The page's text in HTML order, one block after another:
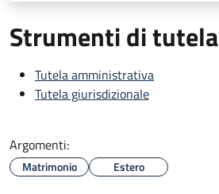
Strumenti di tutela
Tutela amministrativa
Tutela giurisdizionale
Argomenti:
Matrimonio Estero